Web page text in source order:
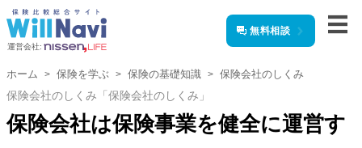
運営会社:
無料相談
ホーム 保険を学ぶ 保険の基礎知識 保険会社のしくみ
保険会社のしくみ「保険会社のしくみ」
保険会社は保険事業を健全に運営す